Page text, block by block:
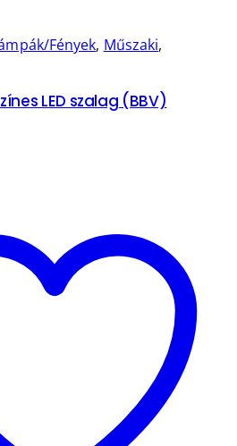
Fények, Műszaki,
LED szalag (BBV)